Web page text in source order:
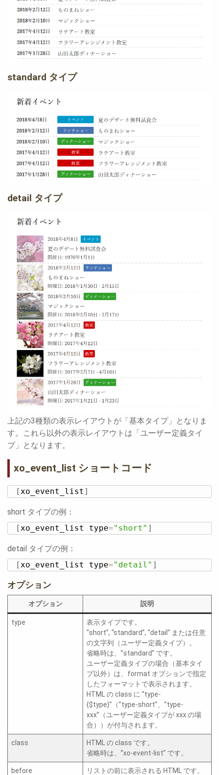
standard タイプ
detail タイプ
上記の3種類の表示レイアウトが「基本タイプ」となりま
す。これら以外の表示レイアウトは「ユーザー定義タイ
プ」となります。
xo_event_list ショートコード
[xo_event_list ]
short タイプの例：
[xo_event_list type="short" ]
detail タイプの例：
[xo_event_list type="detail" ]
オプション
オプション 説明
type
表示タイプです。
“short”, “standard”, “detail” または任意
の文字列（ユーザー定義タイプ）。
省略時は、”standard” です。
ユーザー定義タイプの場合（基本タイ
プ以外）は、format オプションで指定
したフォーマットで表示されます。
HTML の class に “type-
{$type}”（”type-short”、”type-
xxx”（ユーザー定義タイプが xxx の場
合））が付与されます。
class
HTML の class です。
省略時は、”xo-event-list” です。
before
リストの前に表示される HTML です。